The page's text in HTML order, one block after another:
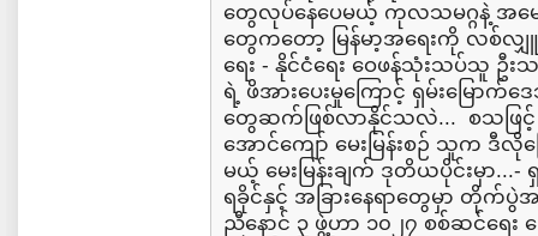
တွေလုပ်နေပေမယ့် ကုလသမဂ္ဂနဲ့ အမ
တွေကတော့ မြန်မာ့အရေးကို လစ်လ
ရေး - နိုင်ငံရေး ဝေဖန်သုံးသပ်သူ ဦး
ရဲ့ ဖိအားပေးမှုကြောင့် ရှမ်းမြောက်
တွေဆက်ဖြစ်လာနိုင်သလဲ... စသဖြင့်
အောင်ကျော် မေးမြန်းစဉ် သူက ဒီ
မယ့် မေးမြန်းချက် ဒုတိယပိုင်းမှာ...-
ရခိုင်နှင့် အခြားနေရာတွေမှာ တိုက်ပွဲ
ညီနောင် ၃ ဖွဲ့ဟာ ၁၀၂၇ စစ်ဆင်ရေး